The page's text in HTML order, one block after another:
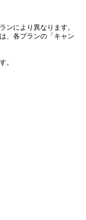
ンにより異なります。
、各プランの「キャン
。